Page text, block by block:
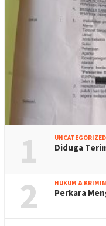
1 UNCATEGORIZED
Diduga
2 HUKUM &
Perkara